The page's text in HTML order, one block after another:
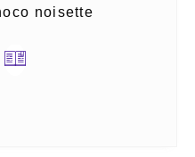
noisette